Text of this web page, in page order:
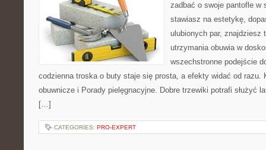
zadbać o swoje pantofle w
stawiasz na estetykę,
ulubionych par, znajdziesz
utrzymania obuwia w
wszechstronne podejście
codzienna troska o buty staje się prosta, a efekty widać od razu.
obuwnicze i Porady pielęgnacyjne. Dobre trzewiki potrafi służyć
[…]
CATEGORIES: PRO-EXPERT